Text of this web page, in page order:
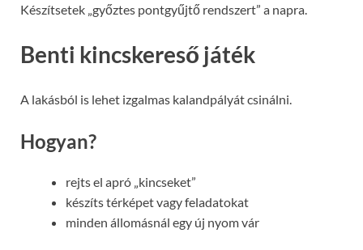
Készítsetek „győztes pontgyűjtő rendszert” a napra.
Benti kincskereső játék
A lakásból is lehet izgalmas kalandpályát csinálni.
Hogyan?
rejts el apró „kincseket”
készíts térképet vagy feladatokat
minden állomásnál egy új nyom vár